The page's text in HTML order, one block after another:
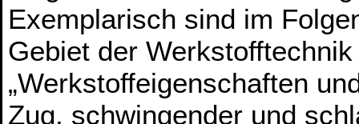
Exemplarisch sind im
Gebiet der
„Werkstoffeigenschaften
Zug, schwingender und